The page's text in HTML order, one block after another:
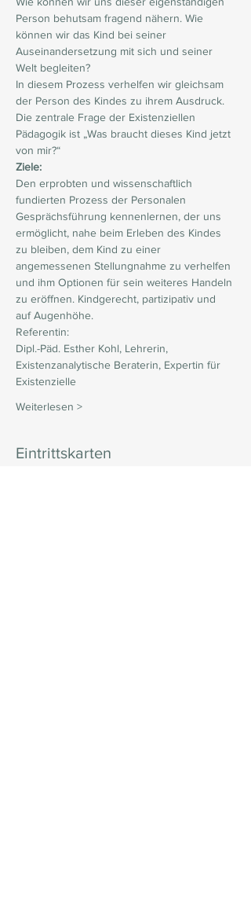
Person behutsam fragend nähern. Wie
können wir das Kind bei seiner
Auseinandersetzung mit sich und seiner
Welt begleiten?
In diesem Prozess verhelfen wir gleichsam
der Person des Kindes zu ihrem Ausdruck.
Die zentrale Frage der Existenziellen
Pädagogik ist „Was braucht dieses Kind jetzt
von mir?“
Ziele:
Den erprobten und wissenschaftlich
fundierten Prozess der Personalen
Gesprächsführung kennenlernen, der uns
ermöglicht, nahe beim Erleben des Kindes
zu bleiben, dem Kind zu einer
angemessenen Stellungnahme zu verhelfen
und ihm Optionen für sein weiteres Handeln
zu eröffnen. Kindgerecht, partizipativ und
auf Augenhöhe.
Referentin:
Dipl.-Päd. Esther Kohl, Lehrerin,
Existenzanalytische Beraterin, Expertin für
Existenzielle
Weiterlesen >
Eintrittskarten